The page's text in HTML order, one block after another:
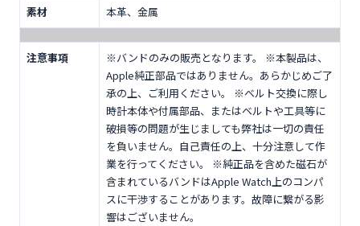
素材 本革、金属
注意事項
※バンドのみの販売となります。 ※本製品は、
Apple純正部品ではありません。あらかじめご了
承の上、ご利用ください。 ※ベルト交換に際し
時計本体や付属部品、またはベルトや工具等に
破損等の問題が生じましても弊社は一切の責任
を負いません。自己責任の上、十分注意して作
業を行ってください。 ※純正品を含めた磁石が
含まれているバンドはApple Watch上のコンパ
スに干渉することがあります。故障に繋がる影
響はございません。